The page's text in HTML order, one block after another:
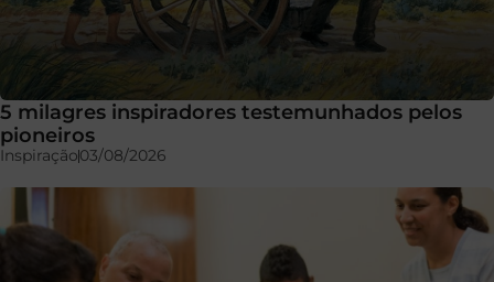
5 milagres inspiradores testemunhados pelos
pioneiros
Inspiração03/08/2026